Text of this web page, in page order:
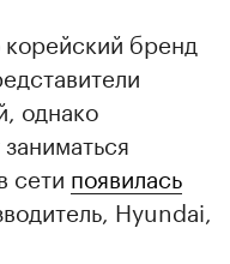
бренд
однако
сети появилась
Hyundai,